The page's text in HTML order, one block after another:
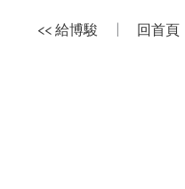
<< 給博駿 回首頁